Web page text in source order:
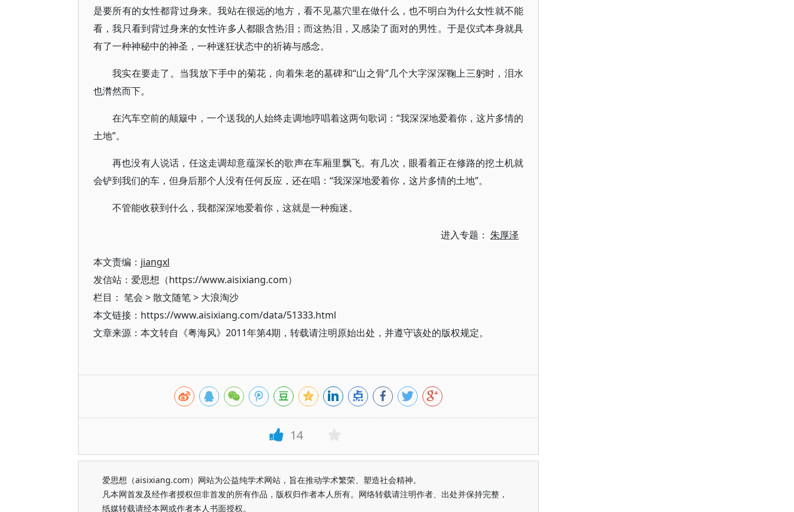
是要所有的女性都背过身来。我站在很远的地方，看不见墓穴里在做什么，也不明白为什么女性就不能
看，我只看到背过身来的女性许多人都眼含热泪；而这热泪，又感染了面对的男性。于是仪式本身就具
有了一种神秘中的神圣，一种迷狂状态中的祈祷与感念。
我实在要走了。当我放下手中的菊花，向着朱老的墓碑和“山之骨”几个大字深深鞠上三躬时，泪水
也潸然而下。
在汽车空前的颠簸中，一个送我的人始终走调地哼唱着这两句歌词：“我深深地爱着你，这片多情的
土地”。
再也没有人说话，任这走调却意蕴深长的歌声在车厢里飘飞。有几次，眼看着正在修路的挖土机就
会铲到我们的车，但身后那个人没有任何反应，还在唱：“我深深地爱着你，这片多情的土地”。
不管能收获到什么，我都深深地爱着你，这就是一种痴迷。
进入专题： 朱厚泽
本文责编： jiangxl
发信站：爱思想（https://www.aisixiang.com）
栏目： 笔会 >散文随笔> 大浪淘沙
本文链接：https://www.aisixiang.com/data/51333.html
文章来源：本文转自《粤海风》2011年第4期，转载请注明原始出处，并遵守该处的版权规定。
14
爱思想（aisixiang.com）网站为公益纯学术网站，旨在推动学术繁荣、塑造社会精神。
凡本网首发及经作者授权但非首发的所有作品，版权归作者本人所有。网络转载请注明作者、出处并保持完整，
纸媒转载请经本网或作者本人书面授权。